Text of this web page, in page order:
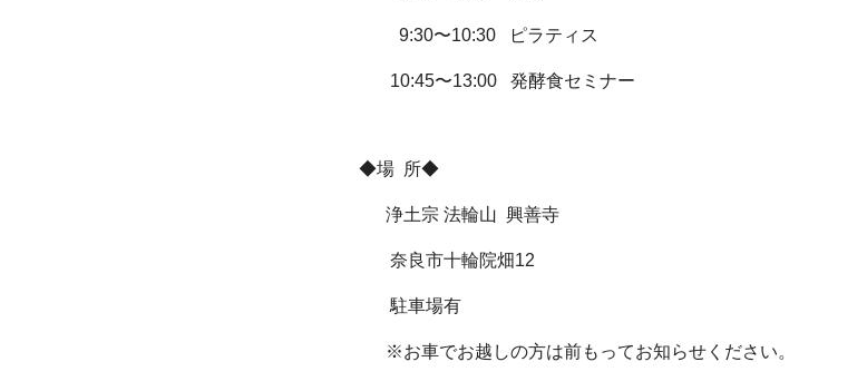
9:30〜10:30 ピラティス
10:45〜13:00 発酵食セミナー
◆場 所◆
浄土宗 法輪山 興善寺
奈良市十輪院畑12
駐車場有
※お車でお越しの方は前もってお知らせください。